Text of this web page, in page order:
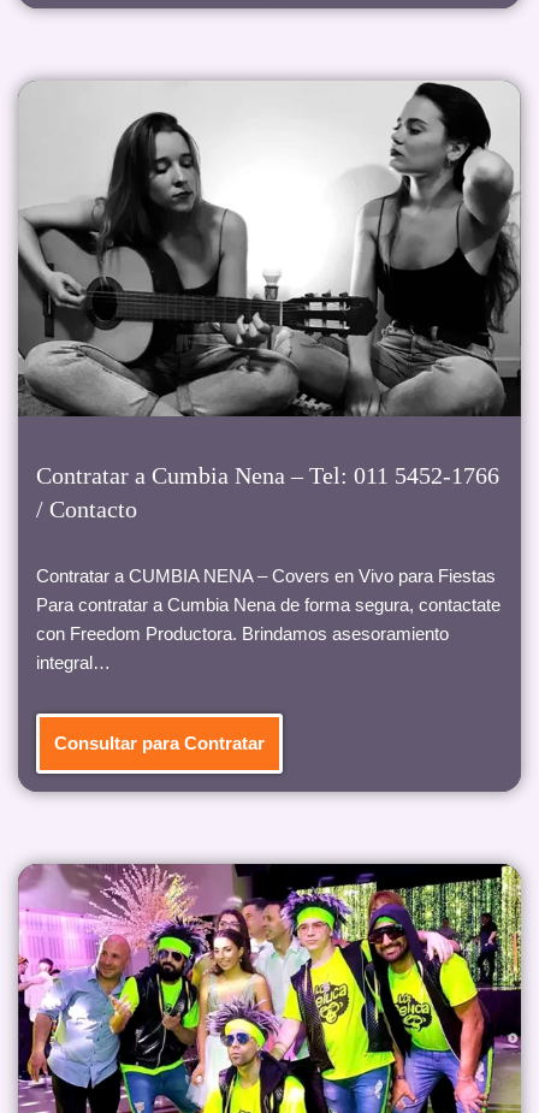
Contratar a Cumbia Nena – Tel: 011 5452-1766
/ Contacto
Contratar a CUMBIA NENA – Covers en Vivo para Fiestas
Para contratar a Cumbia Nena de forma segura, contactate
con Freedom Productora. Brindamos asesoramiento
integral…
Consultar para Contratar